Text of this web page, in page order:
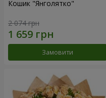
Кошик "Янголятко"
2 074 грн
Замовити